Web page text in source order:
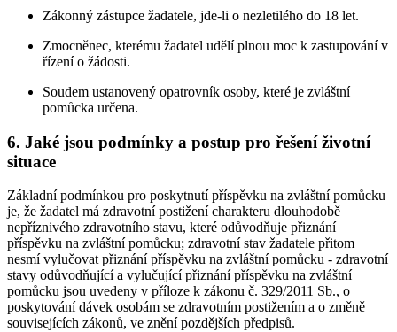
Zákonný zástupce žadatele, jde-li o nezletilého do 18 let.
Zmocněnec, kterému žadatel udělí plnou moc k zastupování v
řízení o žádosti.
Soudem ustanovený opatrovník osoby, které je zvláštní
pomůcka určena.
6. Jaké jsou podmínky a postup pro řešení životní
situace
Základní podmínkou pro poskytnutí příspěvku na zvláštní pomůcku
je, že žadatel má zdravotní postižení charakteru dlouhodobě
nepříznivého zdravotního stavu, které odůvodňuje přiznání
příspěvku na zvláštní pomůcku; zdravotní stav žadatele přitom
nesmí vylučovat přiznání příspěvku na zvláštní pomůcku - zdravotní
stavy odůvodňující a vylučující přiznání příspěvku na zvláštní
pomůcku jsou uvedeny v příloze k zákonu č. 329/2011 Sb., o
poskytování dávek osobám se zdravotním postižením a o změně
souvisejících zákonů, ve znění pozdějších předpisů.